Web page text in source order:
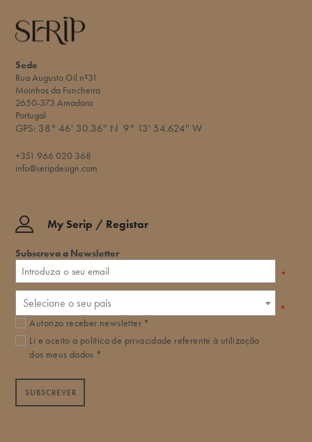
Sede
Rua Augusto Gil nº31
Moinhos da Funcheira
2650-373 Amadora
Portugal
GPS: 38° 46' 30.36'' N 9° 13' 54.624'' W​
+351 966 020 368
info@seripdesign.com
My Serip / Registar
Subscreva a Newsletter
*
Selecione o seu país *
Autorizo receber newsletter *
Li e aceito a política de privacidade referente à utilização
dos meus dados *
SUBSCREVER